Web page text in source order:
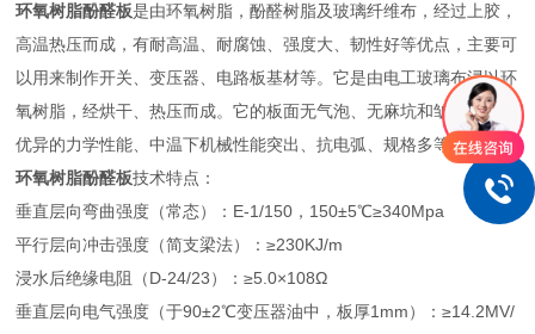
环氧树脂酚醛板是由环氧树脂，酚醛树脂及玻璃纤维布，经过上胶，
高温热压而成，有耐高温、耐腐蚀、强度大、韧性好等优点，主要可
以用来制作开关、变压器、电路板基材等。它是由电工玻璃布浸以环
氧树脂，经烘干、热压而成。它的板面无气泡、无麻坑和皱纹。具有
优异的力学性能、中温下机械性能突出、抗电弧、规格多等特点。
环氧树脂酚醛板技术特点：
垂直层向弯曲强度（常态）：E-1/150，150±5℃≥340Mpa
平行层向冲击强度（简支梁法）：≥230KJ/m
浸水后绝缘电阻（D-24/23）：≥5.0×108Ω
垂直层向电气强度（于90±2℃变压器油中，板厚1mm）：≥14.2MV/